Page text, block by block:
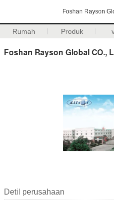
Foshan Rayson
Rumah Produk
Foshan Rayson Global CO.,
Detil perusahaan